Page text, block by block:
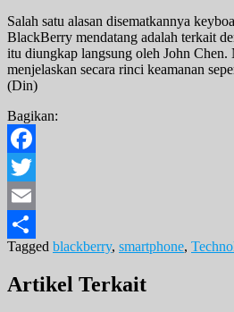
Salah satu alasan disematkannya
BlackBerry mendatang adalah terkait
itu diungkap langsung oleh John Chen.
menjelaskan secara rinci keamanan
(Din)
Bagikan:
Facebook
Twitter
Email
Share
Tagged blackberry, smartphone,
Artikel Terkait